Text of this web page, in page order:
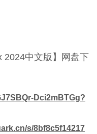
2024中文版】网盘下
Dci2mBTGg?
s/8bf8c5f14217